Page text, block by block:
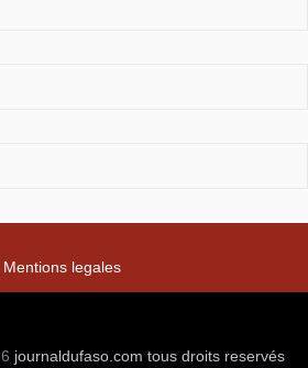
Mentions legales
journaldufaso.com tous droits reservés